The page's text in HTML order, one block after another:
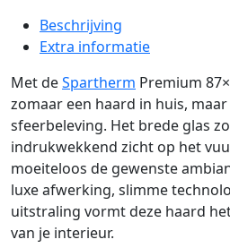
Beschrijving
Extra informatie
Met deSpartherm Premium
zomaar een haard in huis,
sfeerbeleving. Het brede glas
indrukwekkend zicht op het
moeiteloos de gewenste
luxe afwerking, slimme
uitstraling vormt deze haard
van je interieur.